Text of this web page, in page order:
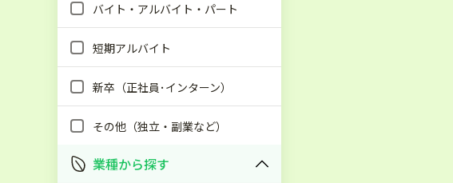
バイト・アルバイト・パート
短期アルバイト
新卒（正社員･インターン）
その他（独立・副業など）
業種から探す